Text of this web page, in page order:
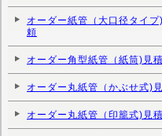
オーダー紙管（大口径タイプ
頼
オーダー角型紙管（紙筒)見
オーダー丸紙管（かぶせ式)
オーダー丸紙管（印籠式)見